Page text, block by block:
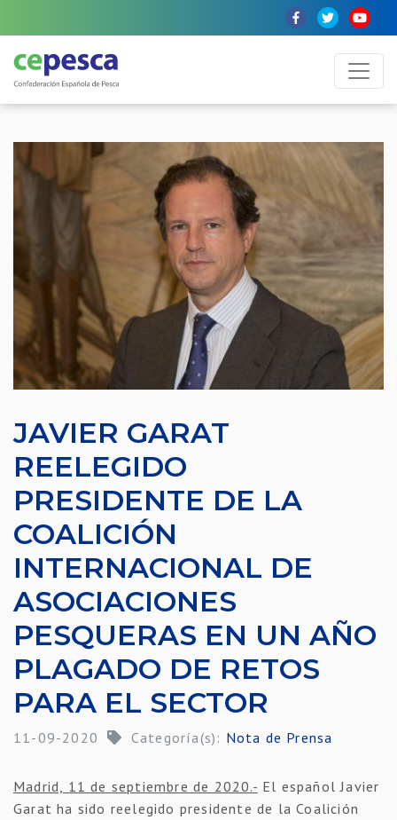
JAVIER GARAT
REELEGIDO
PRESIDENTE DE LA
COALICIÓN
INTERNACIONAL DE
ASOCIACIONES
PESQUERAS EN UN AÑO
PLAGADO DE RETOS
PARA EL SECTOR
11-09-2020 Categoría(s): Nota de Prensa
Madrid, 11 de septiembre de 2020.- El español Javier
Garat ha sido reelegido presidente de la Coalición